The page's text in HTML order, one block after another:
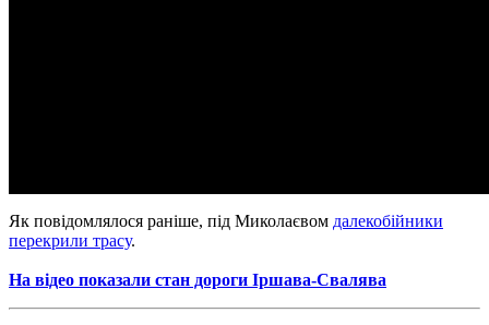
Як повідомлялося раніше, під Миколаєвом далекобійники
перекрили трасу.
На відео показали стан дороги Іршава-Свалява